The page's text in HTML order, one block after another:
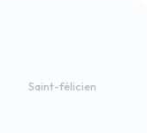
Saint-félicien